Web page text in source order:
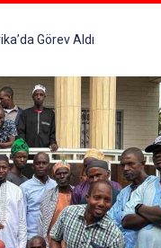
Görev Aldı